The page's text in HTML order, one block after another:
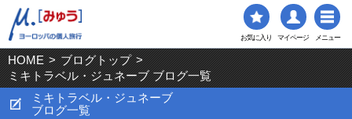
お気に入り マイページ メニュー
HOME > ブログトップ >
ミキトラベル・ジュネーブ ブログ一覧
ミキトラベル・ジュネーブ
ブログ一覧